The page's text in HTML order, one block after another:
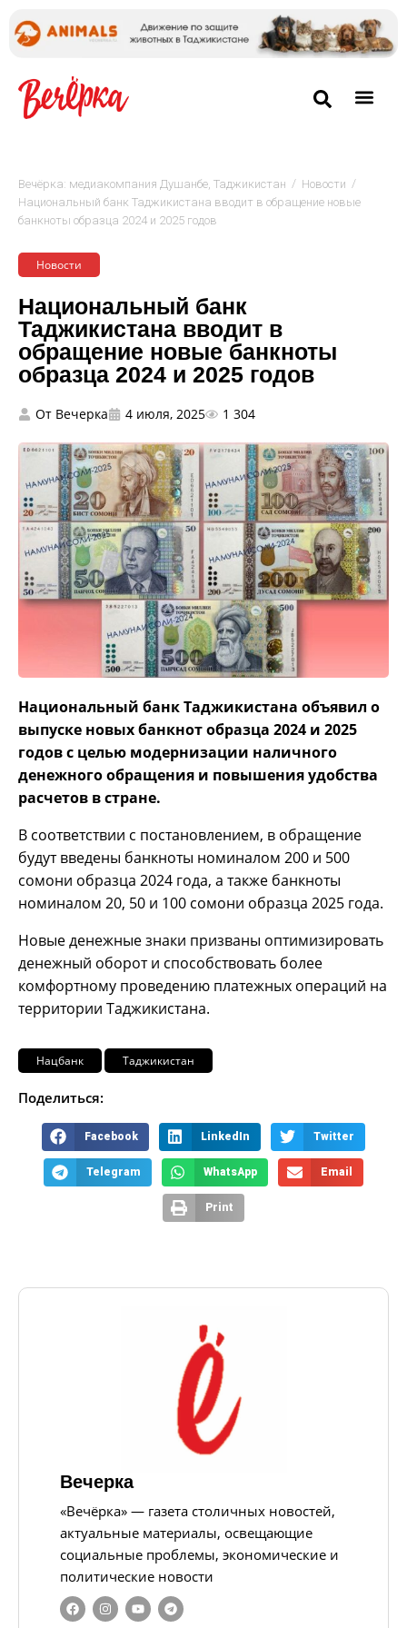
Вечёрка: медиакомпания Душанбе, Таджикистан / Новости /
Национальный банк Таджикистана вводит в обращение новые
банкноты образца 2024 и 2025 годов
Новости
Национальный банк
Таджикистана вводит в
обращение новые банкноты
образца 2024 и 2025 годов
От Вечерка 4 июля, 2025 1 304
Национальный банк Таджикистана объявил о
выпуске новых банкнот образца 2024 и 2025
годов с целью модернизации наличного
денежного обращения и повышения удобства
расчетов в стране.
В соответствии с постановлением, в обращение
будут введены банкноты номиналом 200 и 500
сомони образца 2024 года, а также банкноты
номиналом 20, 50 и 100 сомони образца 2025 года.
Новые денежные знаки призваны оптимизировать
денежный оборот и способствовать более
комфортному проведению платежных операций на
территории Таджикистана.
Нацбанк Таджикистан
Поделиться:
Facebook LinkedIn Twitter
Telegram WhatsApp Email
Print
Вечерка
«Вечёрка» — газета столичных новостей,
актуальные материалы, освещающие
социальные проблемы, экономические и
политические новости